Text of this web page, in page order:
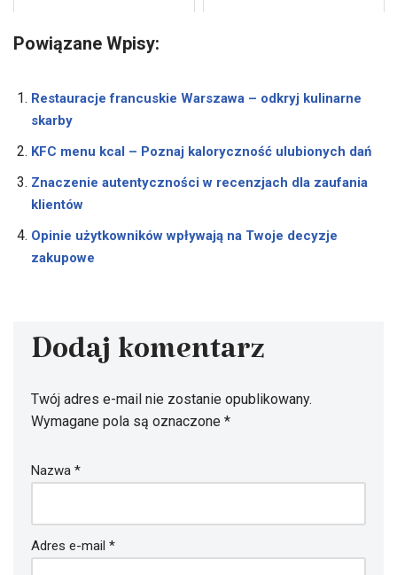
Powiązane Wpisy:
Restauracje francuskie Warszawa – odkryj kulinarne
skarby
KFC menu kcal – Poznaj kaloryczność ulubionych dań
Znaczenie autentyczności w recenzjach dla zaufania
klientów
Opinie użytkowników wpływają na Twoje decyzje
zakupowe
Dodaj komentarz
Twój adres e-mail nie zostanie opublikowany.
Wymagane pola są oznaczone *
Nazwa *
Adres e-mail *